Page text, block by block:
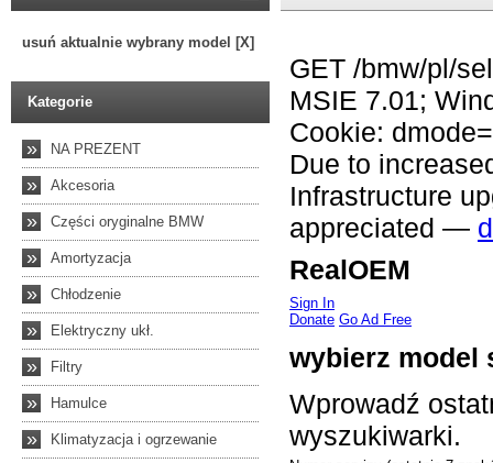
usuń aktualnie wybrany model [X]
Kategorie
» NA PREZENT
» Akcesoria
» Części oryginalne BMW
» Amortyzacja
» Chłodzenie
» Elektryczny ukł.
» Filtry
» Hamulce
» Klimatyzacja i ogrzewanie